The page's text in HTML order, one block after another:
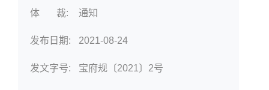
体 裁: 通知
发布日期: 2021-08-24
发文字号: 宝府规〔2021〕2号